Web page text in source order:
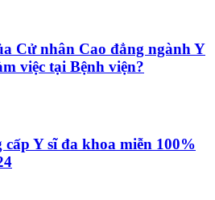
Cử nhân Cao đẳng ngành Y
việc tại Bệnh viện?
Y sĩ đa khoa miễn 100%